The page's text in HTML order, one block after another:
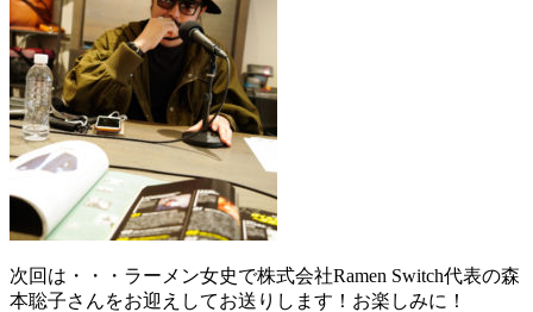
次回は・・・ラーメン女史で株式会社Ramen Switch代表の森
本聡子さんをお迎えしてお送りします！お楽しみに！